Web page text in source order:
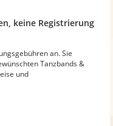
keine Registrierung
an. Sie
Tanzbands &
und